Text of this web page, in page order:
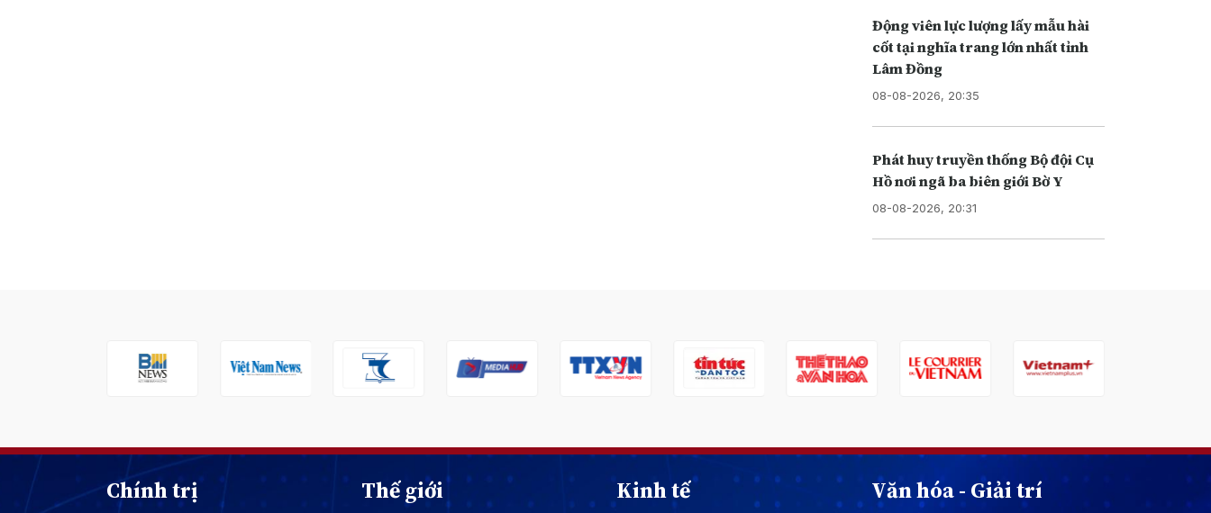
Động viên lực lượng lấy mẫu hài
cốt tại nghĩa trang lớn nhất tỉnh
Lâm Đồng
08-08-2026, 20:35
Phát huy truyền thống Bộ đội Cụ
Hồ nơi ngã ba biên giới Bờ Y
08-08-2026, 20:31
Chính trị Thế giới Kinh tế Văn hóa - Giải trí